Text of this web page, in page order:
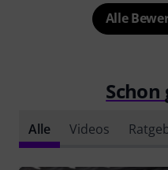
Alle
Schon
Alle Videos